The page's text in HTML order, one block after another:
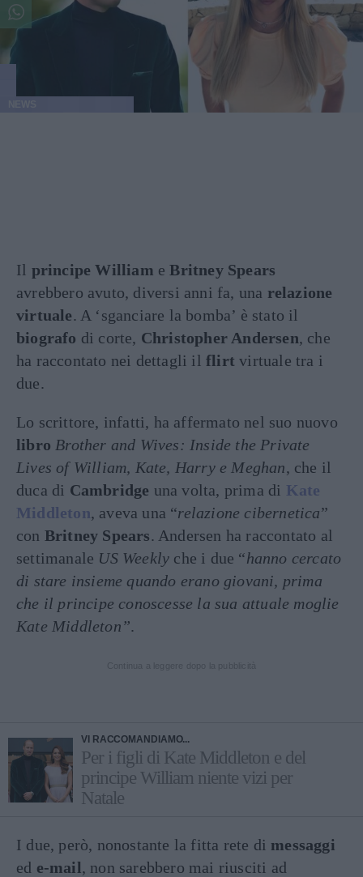
Il principe William eBritney Spears
avrebbero avuto, diversi anni fa, una relazione
virtuale. A ‘sganciare la bomba’ è stato il
biografo di corte, Christopher Andersen, che
ha raccontato nei dettagli il flirt virtuale tra i
due.
Lo scrittore, infatti, ha affermato nel suo nuovo
libro Brother and Wives: Inside the Private
Lives of William, Kate, Harry e Meghan, che il
duca di Cambridge una volta, prima di Kate
Middleton, aveva una “relazione cibernetica”
con Britney Spears. Andersen ha raccontato al
settimanale US Weekly che i due “hanno cercato
di stare insieme quando erano giovani, prima
che il principe conoscesse la sua attuale moglie
Kate Middleton”.
VI RACCOMANDIAMO...
Per i figli di Kate Middleton e del
principe William niente vizi per
Natale
I due, però, nonostante la fitta rete di messaggi
ed e-mail, non sarebbero mai riusciti ad